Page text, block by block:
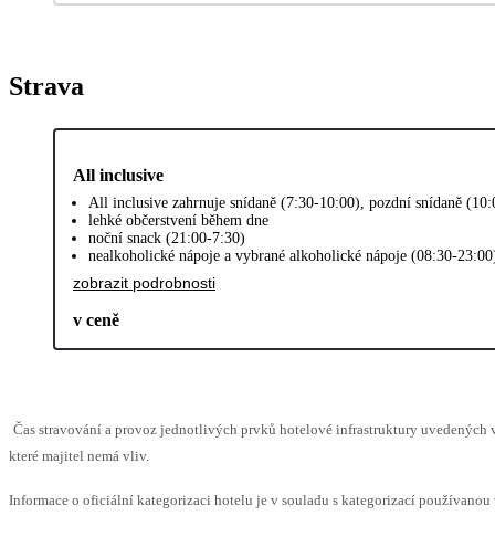
Strava
All inclusive
All inclusive zahrnuje snídaně (7:30-10:00), pozdní snídaně
lehké občerstvení během dne
noční snack (21:00-7:30)
nealkoholické nápoje a vybrané alkoholické nápoje (08:30-
zobrazit podrobnosti
v ceně
Čas stravování a provoz jednotlivých prvků hotelové infrastruktury uvedených
které majitel nemá vliv.
Informace o oficiální kategorizaci hotelu je v souladu s kategorizací